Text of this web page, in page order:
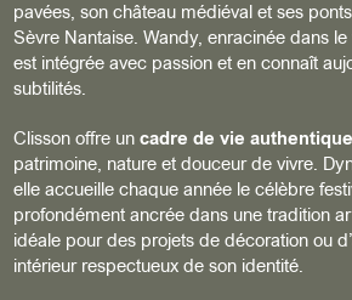
pavées, son château médiéval et ses
Sèvre Nantaise. Wandy, enracinée dans le
est intégrée avec passion et en connaît
subtilités.
Clisson offre uncadre de vie
patrimoine, nature et douceur de vivre.
elle accueille chaque année le célèbre
profondément ancrée dans une tradition
idéale pour des projets de décoration ou
intérieur respectueux de son identité.